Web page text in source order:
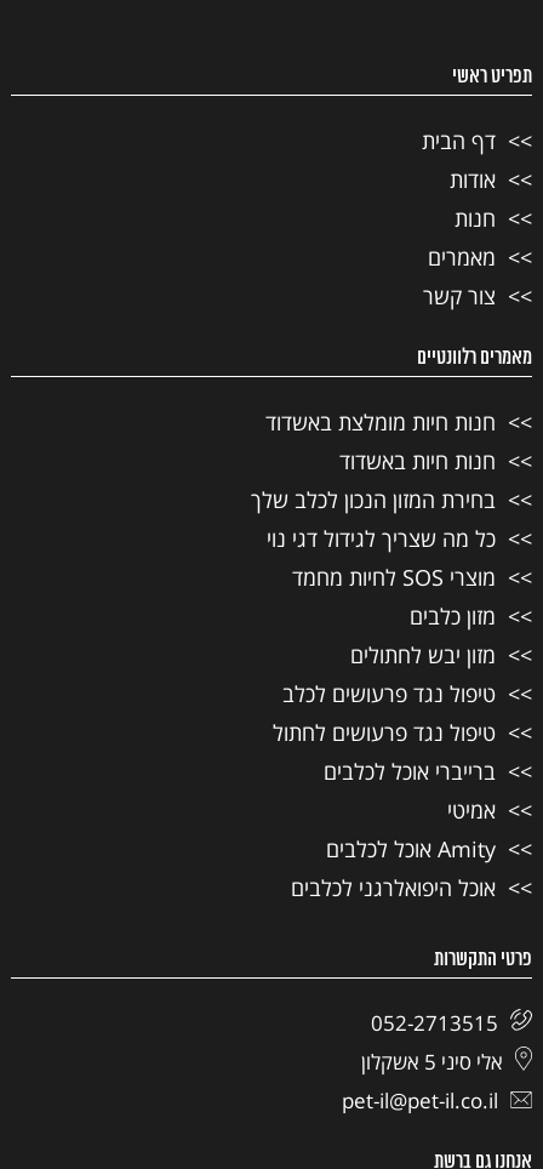
תפריט ראשי
דף הבית
אודות
חנות
מאמרים
צור קשר
מאמרים רלוונטיים
חנות חיות מומלצת באשדוד
חנות חיות באשדוד
בחירת המזון הנכון לכלב שלך
כל מה שצריך לגידול דגי נוי
מוצרי SOS לחיות מחמד
מזון כלבים
מזון יבש לחתולים
טיפול נגד פרעושים לכלב
טיפול נגד פרעושים לחתול
ברייברי אוכל לכלבים
אמיטי
Amity אוכל לכלבים
אוכל היפואלרגני לכלבים
פרטי התקשרות
052-2713515
אלי סיני 5 אשקלון
pet-il@pet-il.co.il
אנחנו גם ברשת